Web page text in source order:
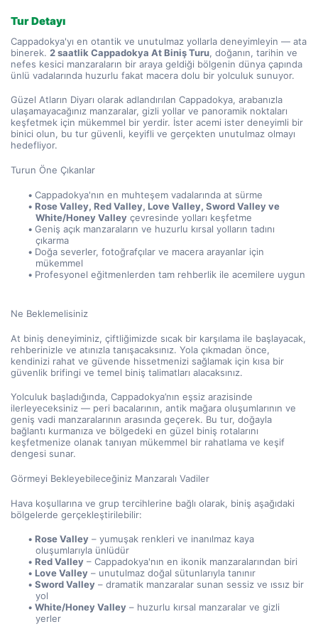
Tur Detayı
Cappadokya'yı en otantik ve unutulmaz yollarla deneyimleyin — ata
binerek. 2 saatlik Cappadokya At Biniş Turu, doğanın, tarihin ve
nefes kesici manzaraların bir araya geldiği bölgenin dünya çapında
ünlü vadalarında huzurlu fakat macera dolu bir yolculuk sunuyor.
Güzel Atların Diyarı olarak adlandırılan Cappadokya, arabanızla
ulaşamayacağınız manzaralar, gizli yollar ve panoramik noktaları
keşfetmek için mükemmel bir yerdir. İster acemi ister deneyimli bir
binici olun, bu tur güvenli, keyifli ve gerçekten unutulmaz olmayı
hedefliyor.
Turun Öne Çıkanlar
Cappadokya'nın en muhteşem vadalarında at sürme
Rose Valley, Red Valley, Love Valley, Sword Valley ve
White/Honey Valley çevresinde yolları keşfetme
Geniş açık manzaraların ve huzurlu kırsal yolların tadını
çıkarma
Doğa severler, fotoğrafçılar ve macera arayanlar için
mükemmel
Profesyonel eğitmenlerden tam rehberlik ile acemilere uygun
Ne Beklemelisiniz
At biniş deneyiminiz, çiftliğimizde sıcak bir karşılama ile başlayacak,
rehberinizle ve atınızla tanışacaksınız. Yola çıkmadan önce,
kendinizi rahat ve güvende hissetmenizi sağlamak için kısa bir
güvenlik brifingi ve temel biniş talimatları alacaksınız.
Yolculuk başladığında, Cappadokya’nın eşsiz arazisinde
ilerleyeceksiniz — peri bacalarının, antik mağara oluşumlarının ve
geniş vadi manzaralarının arasında geçerek. Bu tur, doğayla
bağlantı kurmanıza ve bölgedeki en güzel biniş rotalarını
keşfetmenize olanak tanıyan mükemmel bir rahatlama ve keşif
dengesi sunar.
Görmeyi Bekleyebileceğiniz Manzaralı Vadiler
Hava koşullarına ve grup tercihlerine bağlı olarak, biniş aşağıdaki
bölgelerde gerçekleştirilebilir:
Rose Valley – yumuşak renkleri ve inanılmaz kaya
oluşumlarıyla ünlüdür
Red Valley – Cappadokya'nın en ikonik manzaralarından biri
Love Valley – unutulmaz doğal sütunlarıyla tanınır
Sword Valley – dramatik manzaralar sunan sessiz ve ıssız bir
yol
White/Honey Valley – huzurlu kırsal manzaralar ve gizli
yerler